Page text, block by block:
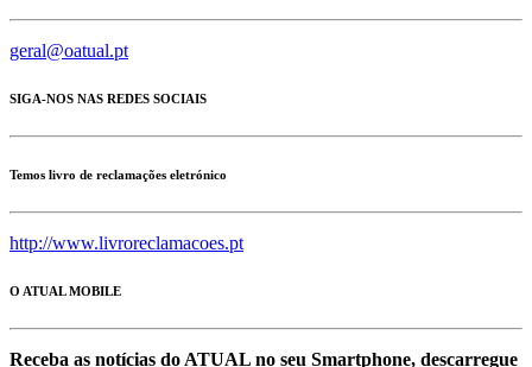
geral@oatual.pt
SIGA-NOS NAS REDES SOCIAIS
Temos livro de reclamações eletrónico
http://www.livroreclamacoes.pt
O ATUAL MOBILE
Receba as notícias do ATUAL no seu Smartphone, descarregue